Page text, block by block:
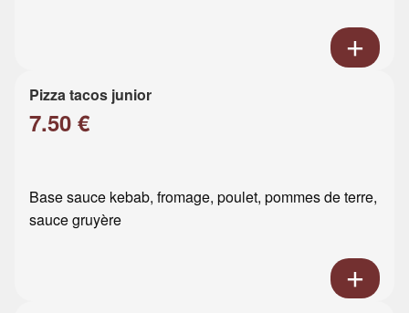
Pizza tacos junior
7.50 €
Base sauce kebab, fromage, poulet, pommes de terre,
sauce gruyère